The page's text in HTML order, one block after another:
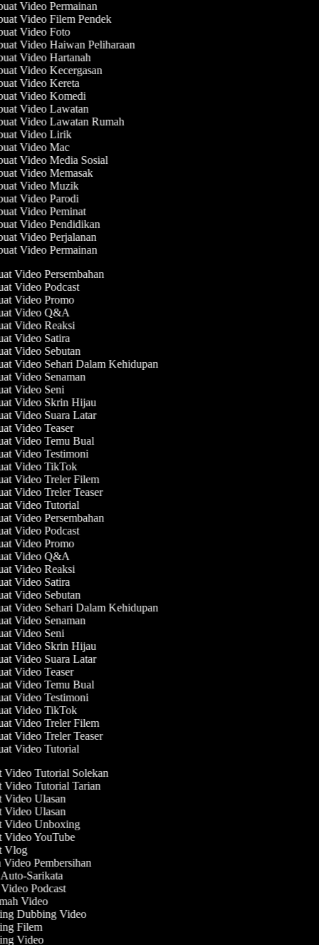
Video Permainan
Video Filem Pendek
Video Foto
Video Haiwan Peliharaan
Video Hartanah
Video Kecergasan
Video Kereta
Video Komedi
Video Lawatan
Video Lawatan Rumah
Video Lirik
Video Mac
Video Media Sosial
Video Memasak
Video Muzik
Video Parodi
Video Peminat
Video Pendidikan
Video Perjalanan
Video Permainan
Video Persembahan
Video Podcast
Video Promo
Video Q&A
Video Reaksi
Video Satira
Video Sebutan
Video Sehari Dalam Kehidupan
Video Senaman
Video Seni
Video Skrin Hijau
Video Suara Latar
Video Teaser
Video Temu Bual
Video Testimoni
Video TikTok
Video Treler Filem
Video Treler Teaser
Video Tutorial
Video Persembahan
Video Podcast
Video Promo
Video Q&A
Video Reaksi
Video Satira
Video Sebutan
Video Sehari Dalam Kehidupan
Video Senaman
Video Seni
Video Skrin Hijau
Video Suara Latar
Video Teaser
Video Temu Bual
Video Testimoni
Video TikTok
Video Treler Filem
Video Treler Teaser
Video Tutorial
Tutorial Solekan
Tutorial Tarian
Ulasan
Ulasan
Video Unboxing
YouTube
Vlog
Pembersihan
Sarikata
Podcast
Video
Dubbing Video
Filem
Video